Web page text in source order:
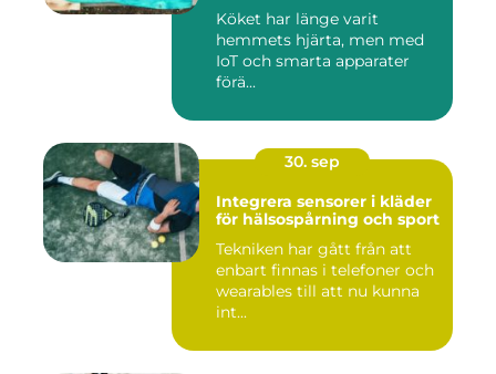
Köket har länge varit
hemmets hjärta, men med
IoT och smarta apparater
förä...
30. sep
Integrera sensorer i kläder
för hälsospårning och sport
Tekniken har gått från att
enbart finnas i telefoner och
wearables till att nu kunna
int...